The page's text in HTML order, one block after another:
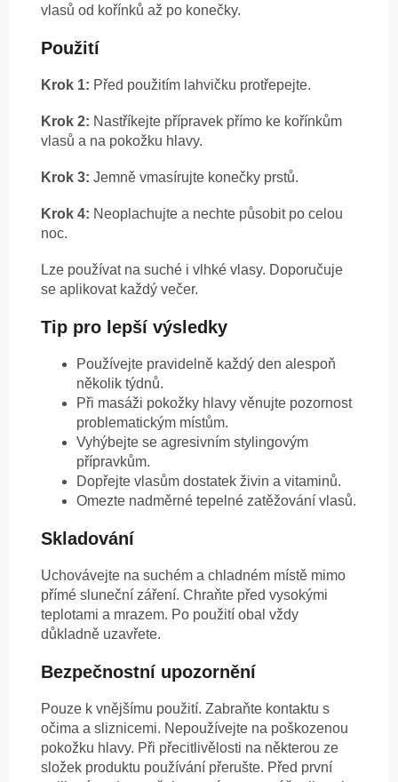
vlasů od kořínků až po konečky.
Použití
Krok 1: Před použitím lahvičku protřepejte.
Krok 2: Nastříkejte přípravek přímo ke kořínkům
vlasů a na pokožku hlavy.
Krok 3: Jemně vmasírujte konečky prstů.
Krok 4: Neoplachujte a nechte působit po celou
noc.
Lze používat na suché i vlhké vlasy. Doporučuje
se aplikovat každý večer.
Tip pro lepší výsledky
Používejte pravidelně každý den alespoň
několik týdnů.
Při masáži pokožky hlavy věnujte pozornost
problematickým místům.
Vyhýbejte se agresivním stylingovým
přípravkům.
Dopřejte vlasům dostatek živin a vitaminů.
Omezte nadměrné tepelné zatěžování vlasů.
Skladování
Uchovávejte na suchém a chladném místě mimo
přímé sluneční záření. Chraňte před vysokými
teplotami a mrazem. Po použití obal vždy
důkladně uzavřete.
Bezpečnostní upozornění
Pouze k vnějšímu použití. Zabraňte kontaktu s
očima a sliznicemi. Nepoužívejte na poškozenou
pokožku hlavy. Při přecitlivělosti na některou ze
složek produktu používání přerušte. Před první